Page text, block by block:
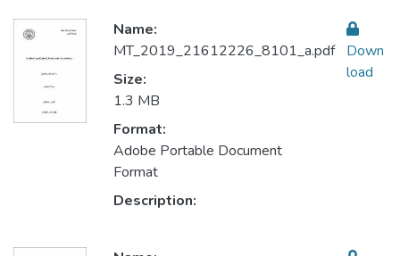
Name:
MT_2019_21612226_8101_a.pdf
Size:
1.3 MB
Format:
Adobe Portable Document
Format
Description:
Down
load